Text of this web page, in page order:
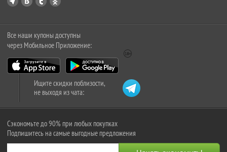
Все наши купоны доступны
через Мобильное Приложение:
Ищите скидки поблизости,
не выходя из чата:
Сэкономьте до 90% при любых покупках
Подпишитесь на самые выгодные предложения